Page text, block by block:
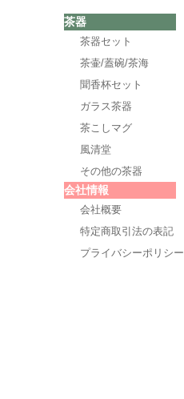
茶器
茶器セット
茶壷/蓋碗/茶海
聞香杯セット
ガラス茶器
茶こしマグ
風清堂
その他の茶器
会社情報
会社概要
特定商取引法の表記
プライバシーポリシー